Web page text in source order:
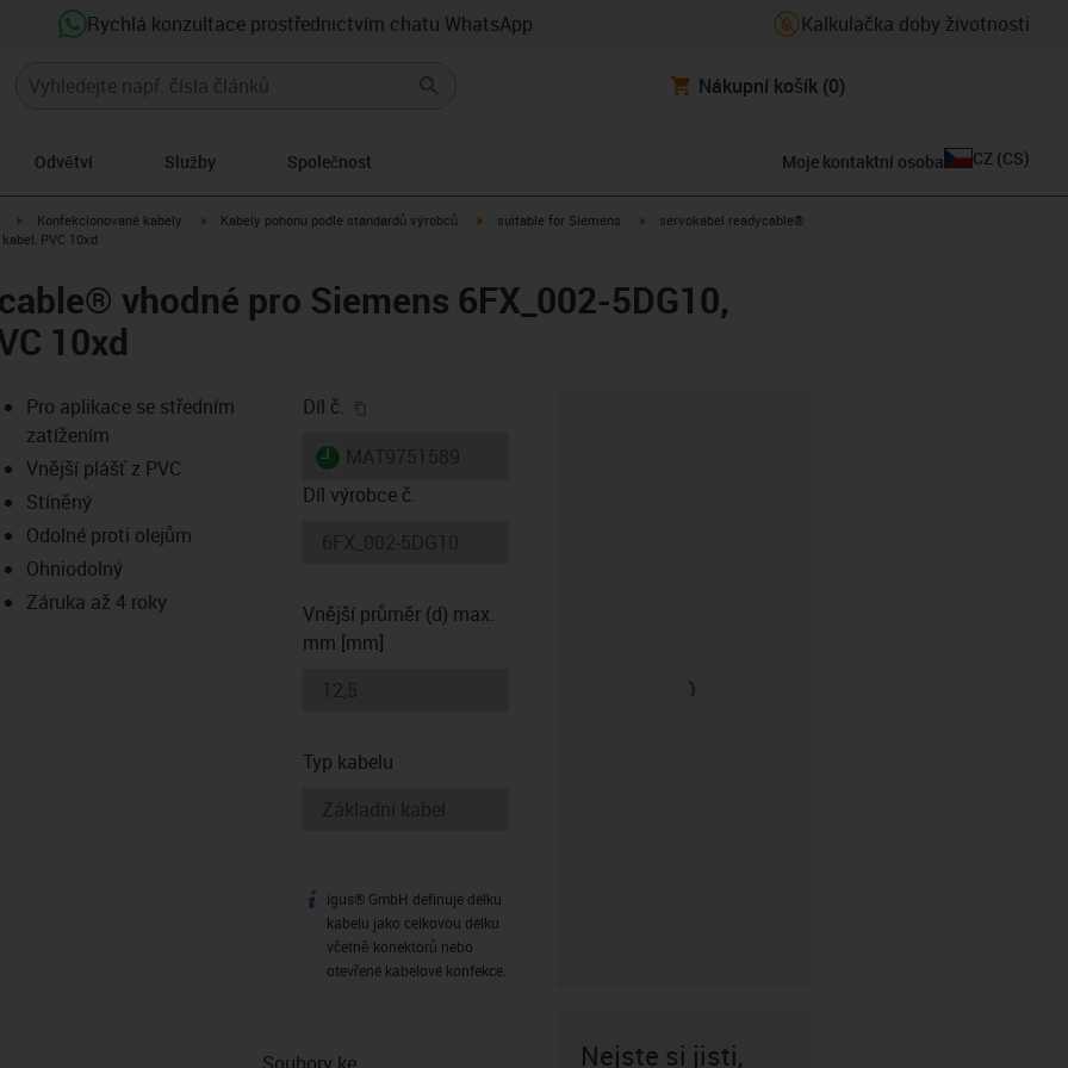
Rychlá konzultace prostřednictvím chatu WhatsApp Kalkulačka doby životnosti
Nákupní košík (0)
Odvětví Služby Společnost Moje kontaktní osoba CZ (CS)
igus-icon-arrow-right
Konfekcionované kabely igus-icon-arrow-right
Kabely pohonu podle standardů výrobců igus-icon-arrow-right
suitable for Siemens igus-icon-arrow-right
servokabel readycable®
PVC 10xd
vhodné pro Siemens 6FX_002-5DG10,
10xd
icon-lupe
icon-lupe
Pro aplikace se středním
zatížením
Vnější plášť z PVC
Stíněný
Odolné proti olejům
Ohniodolný
Záruka až 4 roky
Díl č.
igus-icon-lieferzeit
Díl výrobce č.
Vnější průměr (d) max.
mm [mm]
Typ kabelu
igus-icon-info
igus® GmbH definuje délku
kabelu jako celkovou délku
včetně konektorů nebo
otevřené kabelové konfekce.
Soubory ke
Nejste si jisti,